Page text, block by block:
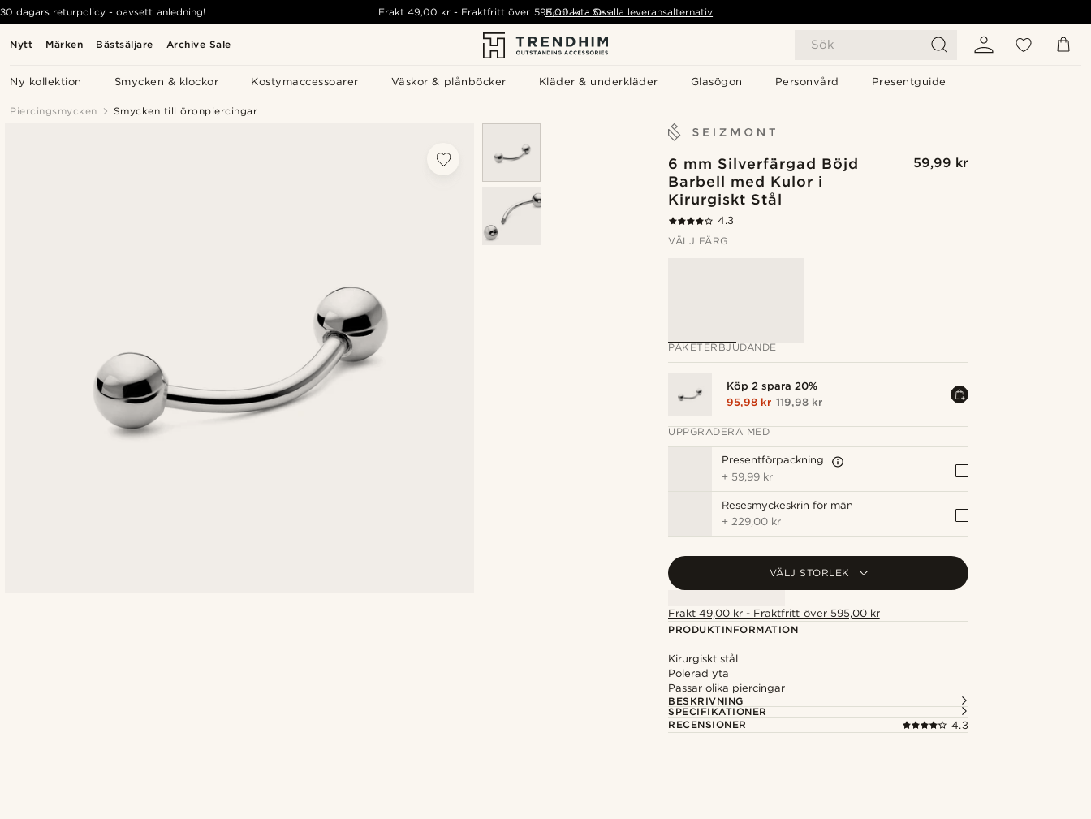
Nytt Märken Bästsäljare Archive Sale Sök
Ny kollektion Smycken & klockor Kostymaccessoarer Väskor & plånböcker Kläder & underkläder Glasögon Personvård Presentguide
30 dagars returpolicy - oavsett anledning! Frakt49,00 kr - Fraktfritt över 595,00 kr - Se alla leveransalternativ
Kontakta Oss
Piercingsmycken Smycken till öronpiercingar
6 mm Silverfärgad Böjd
Barbell med Kulor i
Kirurgiskt Stål
59,99 kr
4.3
VÄLJ FÄRG
PAKETERBJUDANDE
Köp 2 spara 20%
95,98 kr 119,98 kr
UPPGRADERA MED
Presentförpackning
+ 59,99 kr
Resesmyckeskrin för män
+ 229,00 kr
VÄLJ STORLEK
Frakt 49,00 kr - Fraktfritt över 595,00 kr
PRODUKTINFORMATION
Kirurgiskt stål
Polerad yta
Passar olika piercingar
BESKRIVNING
SPECIFIKATIONER
RECENSIONER
4.3